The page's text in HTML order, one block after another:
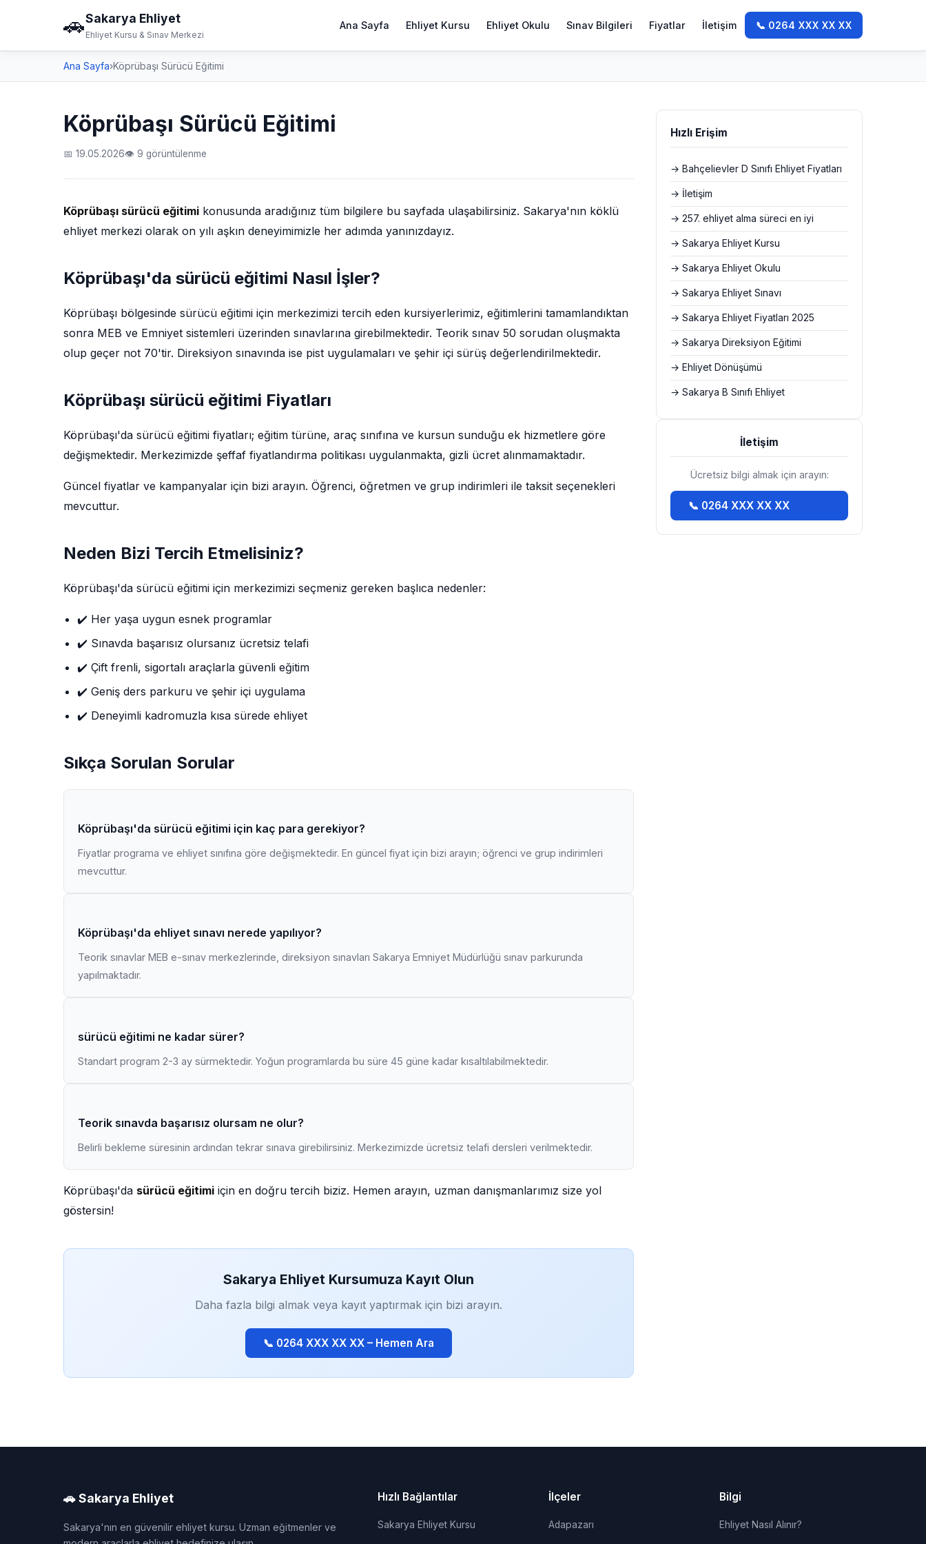
🚗Sakarya Ehliyet
Ehliyet Kursu & Sınav Merkezi
Ana Sayfa Ehliyet Kursu Ehliyet Okulu Sınav Bilgileri Fiyatlar İletişim 📞 0264 XXX XX XX
Ana Sayfa›Köprübaşı Sürücü Eğitimi
Köprübaşı Sürücü Eğitimi
📅 19.05.2026👁 9 görüntülenme
Köprübaşı sürücü eğitimi konusunda aradığınız tüm bilgilere bu sayfada ulaşabilirsiniz. Sakarya'nın köklü
ehliyet merkezi olarak on yılı aşkın deneyimimizle her adımda yanınızdayız.
Köprübaşı'da sürücü eğitimi Nasıl İşler?
Köprübaşı bölgesinde sürücü eğitimi için merkezimizi tercih eden kursiyerlerimiz, eğitimlerini tamamlandıktan
sonra MEB ve Emniyet sistemleri üzerinden sınavlarına girebilmektedir. Teorik sınav 50 sorudan oluşmakta
olup geçer not 70'tir. Direksiyon sınavında ise pist uygulamaları ve şehir içi sürüş değerlendirilmektedir.
Köprübaşı sürücü eğitimi Fiyatları
Köprübaşı'da sürücü eğitimi fiyatları; eğitim türüne, araç sınıfına ve kursun sunduğu ek hizmetlere göre
değişmektedir. Merkezimizde şeffaf fiyatlandırma politikası uygulanmakta, gizli ücret alınmamaktadır.
Güncel fiyatlar ve kampanyalar için bizi arayın. Öğrenci, öğretmen ve grup indirimleri ile taksit seçenekleri
mevcuttur.
Neden Bizi Tercih Etmelisiniz?
Köprübaşı'da sürücü eğitimi için merkezimizi seçmeniz gereken başlıca nedenler:
✔️ Her yaşa uygun esnek programlar
✔️ Sınavda başarısız olursanız ücretsiz telafi
✔️ Çift frenli, sigortalı araçlarla güvenli eğitim
✔️ Geniş ders parkuru ve şehir içi uygulama
✔️ Deneyimli kadromuzla kısa sürede ehliyet
Sıkça Sorulan Sorular
Köprübaşı'da sürücü eğitimi için kaç para gerekiyor?
Fiyatlar programa ve ehliyet sınıfına göre değişmektedir. En güncel fiyat için bizi arayın; öğrenci ve grup indirimleri
mevcuttur.
Köprübaşı'da ehliyet sınavı nerede yapılıyor?
Teorik sınavlar MEB e-sınav merkezlerinde, direksiyon sınavları Sakarya Emniyet Müdürlüğü sınav parkurunda
yapılmaktadır.
sürücü eğitimi ne kadar sürer?
Standart program 2-3 ay sürmektedir. Yoğun programlarda bu süre 45 güne kadar kısaltılabilmektedir.
Teorik sınavda başarısız olursam ne olur?
Belirli bekleme süresinin ardından tekrar sınava girebilirsiniz. Merkezimizde ücretsiz telafi dersleri verilmektedir.
Köprübaşı'da sürücü eğitimi için en doğru tercih biziz. Hemen arayın, uzman danışmanlarımız size yol
göstersin!
Sakarya Ehliyet Kursumuza Kayıt Olun
Daha fazla bilgi almak veya kayıt yaptırmak için bizi arayın.
📞 0264 XXX XX XX – Hemen Ara
Hızlı Erişim
→ Bahçelievler D Sınıfı Ehliyet Fiyatları
→ İletişim
→ 257. ehliyet alma süreci en iyi
→ Sakarya Ehliyet Kursu
→ Sakarya Ehliyet Okulu
→ Sakarya Ehliyet Sınavı
→ Sakarya Ehliyet Fiyatları 2025
→ Sakarya Direksiyon Eğitimi
→ Ehliyet Dönüşümü
→ Sakarya B Sınıfı Ehliyet
İletişim
Ücretsiz bilgi almak için arayın:
📞 0264 XXX XX XX
🚗 Sakarya Ehliyet
Sakarya'nın en güvenilir ehliyet kursu. Uzman eğitmenler ve
Hızlı Bağlantılar
Sakarya Ehliyet Kursu
İlçeler
Adapazarı
Bilgi
Ehliyet Nasıl Alınır?